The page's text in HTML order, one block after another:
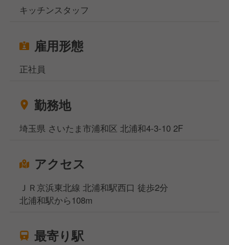
キッチンスタッフ
雇用形態
正社員
勤務地
埼玉県 さいたま市浦和区 北浦和4-3-10 2F
アクセス
ＪＲ京浜東北線 北浦和駅西口 徒歩2分
北浦和駅から108m
最寄り駅